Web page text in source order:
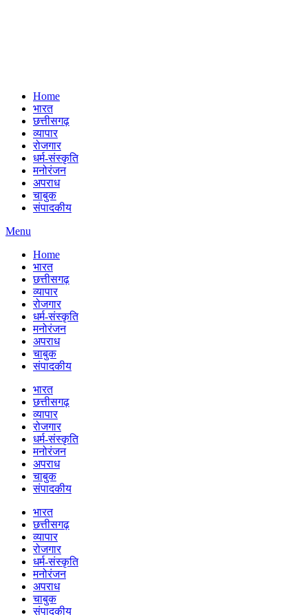
Home
भारत
छत्तीसगढ़
व्यापार
रोजगार
धर्म-संस्कृति
मनोरंजन
अपराध
चाबुक
संपादकीय
Menu
Home
भारत
छत्तीसगढ़
व्यापार
रोजगार
धर्म-संस्कृति
मनोरंजन
अपराध
चाबुक
संपादकीय
भारत
छत्तीसगढ़
व्यापार
रोजगार
धर्म-संस्कृति
मनोरंजन
अपराध
चाबुक
संपादकीय
भारत
छत्तीसगढ़
व्यापार
रोजगार
धर्म-संस्कृति
मनोरंजन
अपराध
चाबुक
संपादकीय